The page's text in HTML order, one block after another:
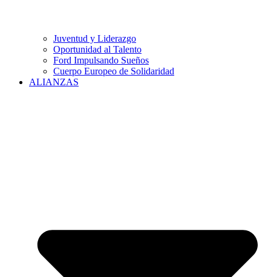
Juventud y Liderazgo
Oportunidad al Talento
Ford Impulsando Sueños
Cuerpo Europeo de Solidaridad
ALIANZAS